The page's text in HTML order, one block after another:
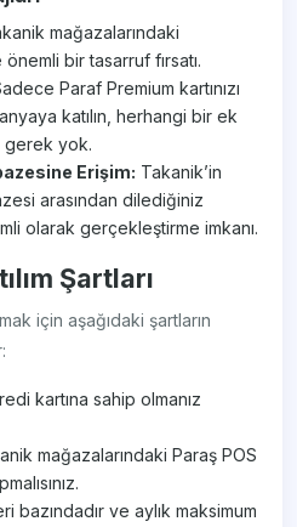
mağazalarındaki
bir tasarruf fırsatı.
Paraf Premium kartınızı
katılın, herhangi bir ek
gerek yok.
Erişim: Takanik’in
arasından dilediğiniz
olarak gerçekleştirme imkanı.
Şartları
için aşağıdaki şartların
kartına sahip olmanız
mağazalarındaki Paraş POS
bazındadır ve aylık maksimum